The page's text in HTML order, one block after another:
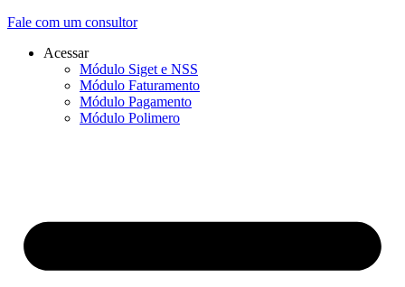
Fale com um consultor
Acessar
Módulo Siget e NSS
Módulo Faturamento
Módulo Pagamento
Módulo Polimero